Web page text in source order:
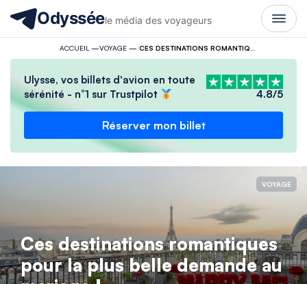
Odysséele média des voyageurs
ACCUEIL —VOYAGE—
Ulysse, vos billets d'avion en toute
sérénité - n°1 sur Trustpilot
4.8/5
Réserver mon billet
VOYAGE
Ces destinations romantiques
pour la plus belle demande au